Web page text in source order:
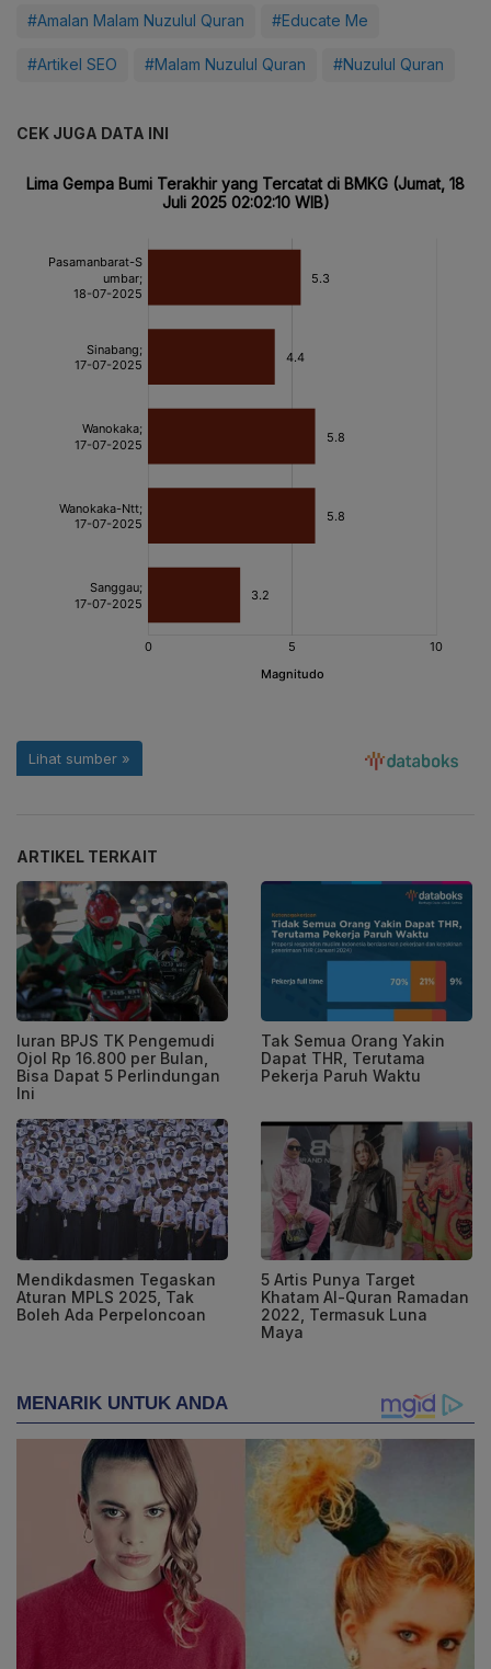
#Amalan Malam Nuzulul Quran #Educate Me
#Artikel SEO #Malam Nuzulul Quran #Nuzulul Quran
CEK JUGA DATA INI
ARTIKEL TERKAIT
Iuran BPJS TK Pengemudi
Ojol Rp 16.800 per Bulan,
Bisa Dapat 5 Perlindungan
Ini
Tak Semua Orang Yakin
Dapat THR, Terutama
Pekerja Paruh Waktu
Mendikdasmen Tegaskan
Aturan MPLS 2025, Tak
Boleh Ada Perpeloncoan
5 Artis Punya Target
Khatam Al-Quran Ramadan
2022, Termasuk Luna
Maya